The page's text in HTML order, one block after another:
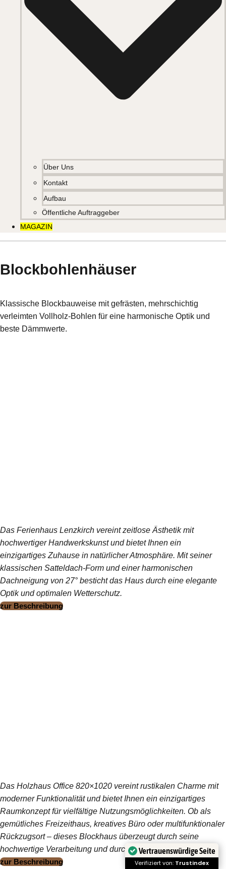
Über Uns
Kontakt
Aufbau
Öffentliche Auftraggeber
MAGAZIN
Blockbohlenhäuser
Klassische Blockbauweise mit gefrästen, mehrschichtig
verleimten Vollholz-Bohlen für eine harmonische Optik und
beste Dämmwerte.
Das Ferienhaus Lenzkirch vereint zeitlose Ästhetik mit
hochwertiger Handwerkskunst und bietet Ihnen ein
einzigartiges Zuhause in natürlicher Atmosphäre. Mit seiner
klassischen Satteldach-Form und einer harmonischen
Dachneigung von 27° besticht das Haus durch eine elegante
Optik und optimalen Wetterschutz.
zur Beschreibung
Das Holzhaus Office 820×1020 vereint rustikalen Charme mit
moderner Funktionalität und bietet Ihnen ein einzigartiges
Raumkonzept für vielfältige Nutzungsmöglichkeiten. Ob als
gemütliches Freizeithaus, kreatives Büro oder multifunktionaler
Rückzugsort – dieses Blockhaus überzeugt durch seine
hochwertige Verarbeitung und durchdachte Gestaltung.
zur Beschreibung
Vertrauenswürdige Seite
Verifiziert von: Trustindex